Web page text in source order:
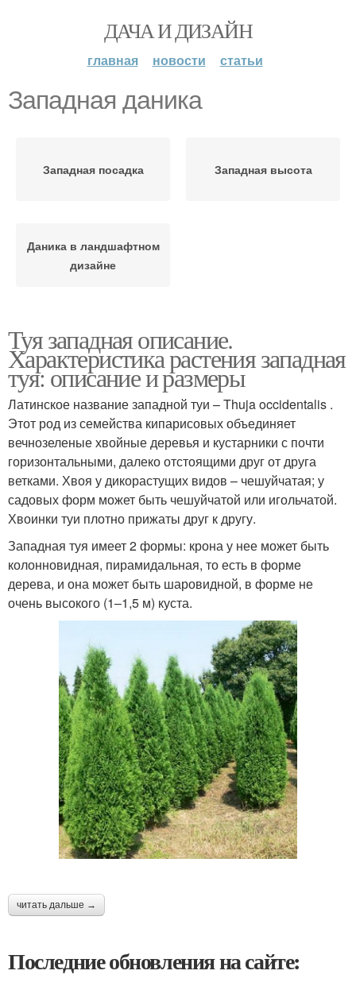
ДАЧА И ДИЗАЙН
главная новости статьи
Западная даника
Западная посадка Западная высота
Даника в ландшафтном
дизайне
Туя западная описание.
Характеристика растения западная
туя: описание и размеры
Латинское название западной туи – Thuja occidentalis .
Этот род из семейства кипарисовых объединяет
вечнозеленые хвойные деревья и кустарники с почти
горизонтальными, далеко отстоящими друг от друга
ветками. Хвоя у дикорастущих видов – чешуйчатая; у
садовых форм может быть чешуйчатой или игольчатой.
Хвоинки туи плотно прижаты друг к другу.
Западная туя имеет 2 формы: крона у нее может быть
колонновидная, пирамидальная, то есть в форме
дерева, и она может быть шаровидной, в форме не
очень высокого (1–1,5 м) куста.
читать дальше →
Последние обновления на сайте: